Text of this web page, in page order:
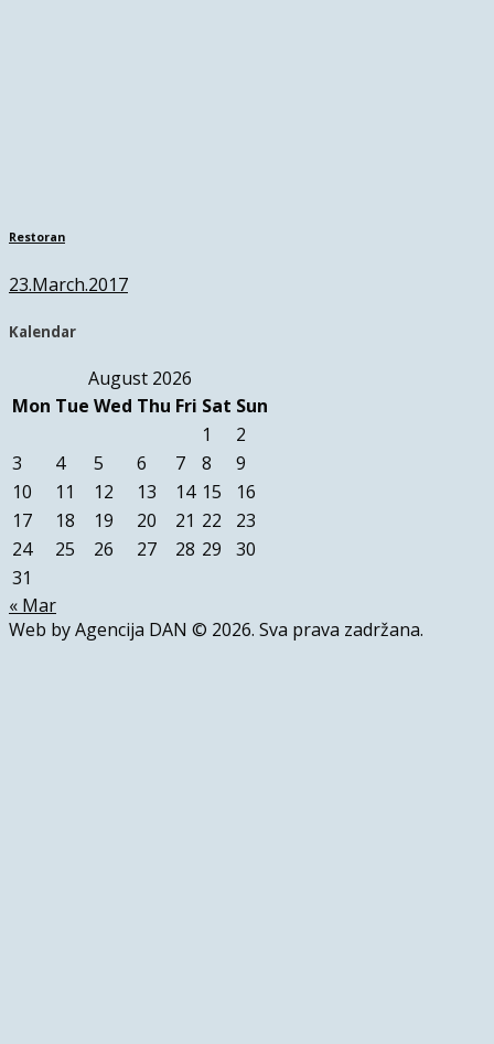
Restoran
23.March.2017
Kalendar
August 2026
Mon Tue Wed Thu Fri Sat Sun
1
2
3
4 5 6 7 8
9
10
11 12 13 14 15
16
17
18 19 20 21 22
23
24
25 26 27 28 29
30
31
« Mar
Web by Agencija DAN © 2026. Sva prava zadržana.